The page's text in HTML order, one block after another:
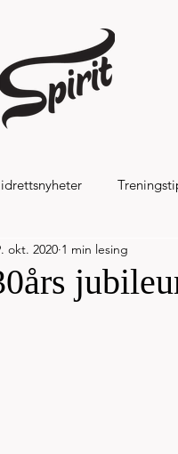
halvmaraton og 7km 20
okt. 2020 1 min lesing